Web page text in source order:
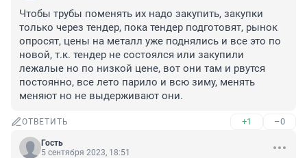
Чтобы трубы поменять их надо закупить, закупки
только через тендер, пока тендер подготовят, рынок
опросят, цены на металл уже поднялись и все это по
новой, т.к. тендер не состоялся или закупили
лежалые но по низкой цене, вот они там и рвутся
постоянно, все лето парило и всю зиму, менять
меняют но не выдерживают они.
ОТВЕТИТЬ +1 –0
Гость
5 сентября 2023, 18:51